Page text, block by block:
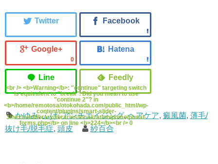
0
<br /> <b>Warning</b>: "continue" targeting switch
is equivalent to "break". Did you mean to use
"continue 2"? in
<b>/home/remotosa/otokohada.com/public_html/wp-
content/plugins/smart-slider-
3/nextend/library/libraries/localization/pomo/plural-
forms.php</b> on line <b>224</b><br /> 0
かゆみ,ふけ,アンチエイジング,ヘアケア, 癜風菌, 薄毛/
抜け毛/脱毛症, 頭皮 紗百合